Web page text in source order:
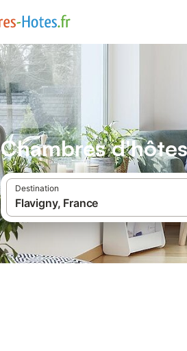
Chambres
Destination